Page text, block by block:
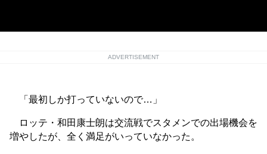
ADVERTISEMENT
「最初しか打っていないので…」
ロッテ・和田康士朗は交流戦でスタメンでの出場機会を
増やしたが、全く満足がいっていなかった。